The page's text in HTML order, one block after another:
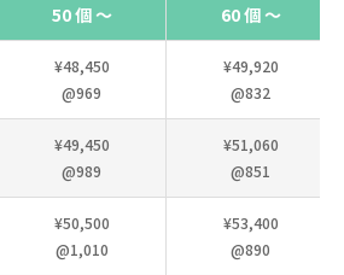
50 個 ～ 60 個 ～
¥48,450
@969
¥49,920
@832
¥49,450
@989
¥51,060
@851
¥50,500
@1,010
¥53,400
@890